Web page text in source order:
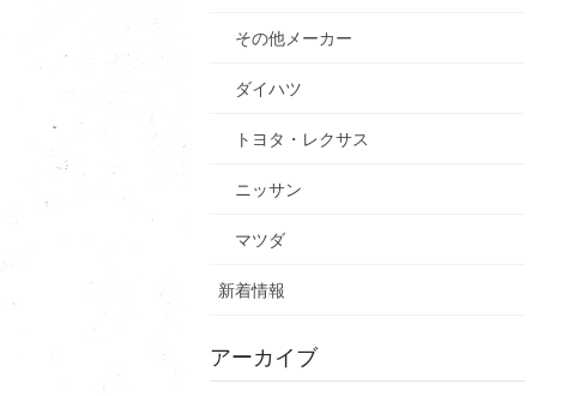
その他メーカー
ダイハツ
トヨタ・レクサス
ニッサン
マツダ
新着情報
アーカイブ